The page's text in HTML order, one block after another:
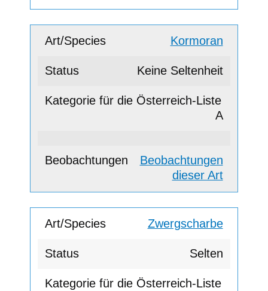
Kormoran
Keine Seltenheit
A
Beobachtungen
dieser Art
Zwergscharbe
Selten